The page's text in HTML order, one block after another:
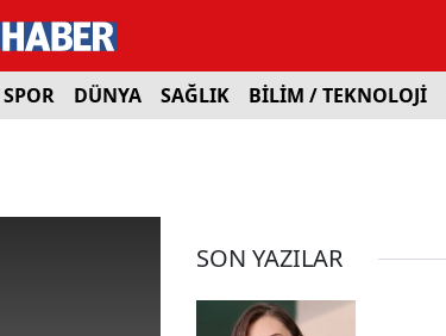
SPOR DÜNYA SAĞLIK BİLİM / TEKNOLOJİ
SON YAZILAR